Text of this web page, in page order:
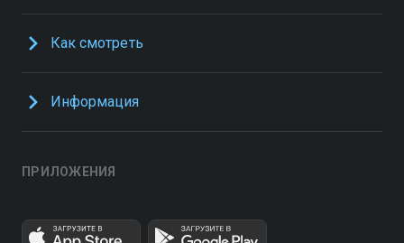
Как смотреть
Информация
ПРИЛОЖЕНИЯ